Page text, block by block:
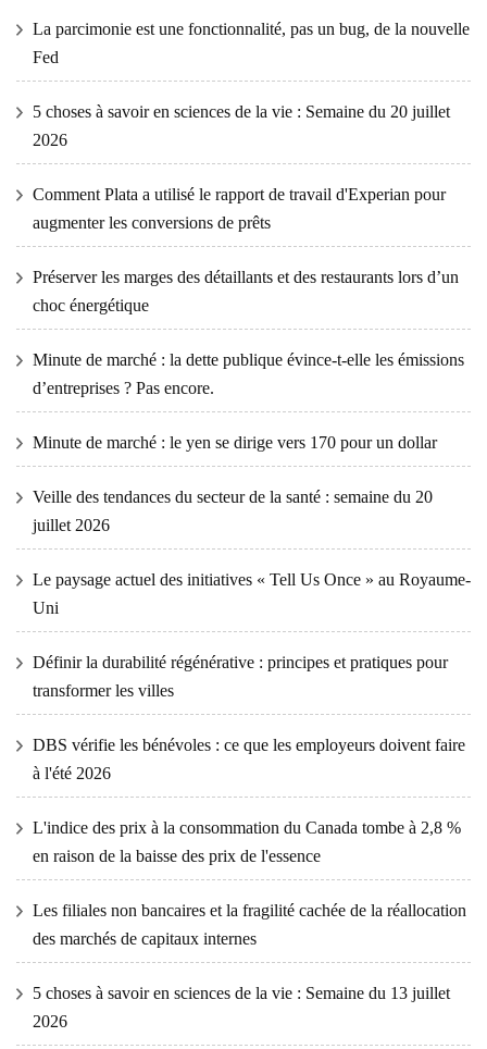
La parcimonie est une fonctionnalité, pas un bug, de la nouvelle
Fed
5 choses à savoir en sciences de la vie : Semaine du 20 juillet
2026
Comment Plata a utilisé le rapport de travail d'Experian pour
augmenter les conversions de prêts
Préserver les marges des détaillants et des restaurants lors d’un
choc énergétique
Minute de marché : la dette publique évince-t-elle les émissions
d’entreprises ? Pas encore.
Minute de marché : le yen se dirige vers 170 pour un dollar
Veille des tendances du secteur de la santé : semaine du 20
juillet 2026
Le paysage actuel des initiatives « Tell Us Once » au Royaume-
Uni
Définir la durabilité régénérative : principes et pratiques pour
transformer les villes
DBS vérifie les bénévoles : ce que les employeurs doivent faire
à l'été 2026
L'indice des prix à la consommation du Canada tombe à 2,8 %
en raison de la baisse des prix de l'essence
Les filiales non bancaires et la fragilité cachée de la réallocation
des marchés de capitaux internes
5 choses à savoir en sciences de la vie : Semaine du 13 juillet
2026